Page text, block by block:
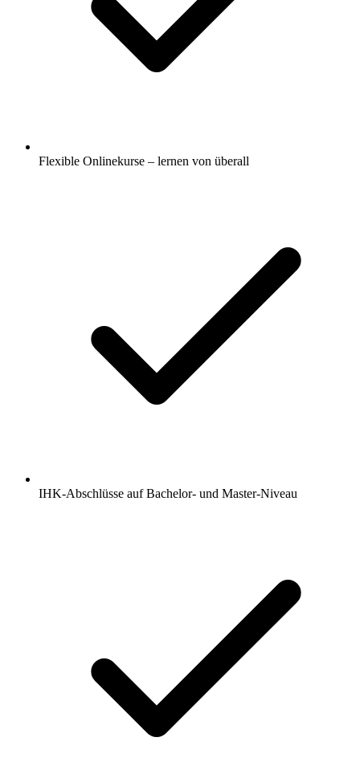
Flexible Onlinekurse – lernen von überall
IHK-Abschlüsse auf Bachelor- und Master-Niveau